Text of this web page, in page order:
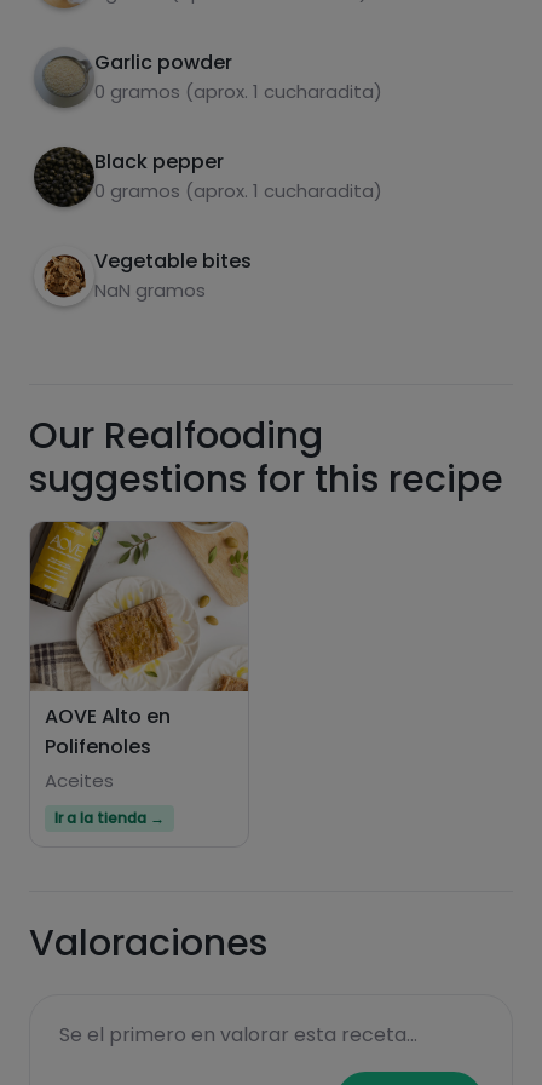
Garlic powder
0 gramos (aprox. 1 cucharadita)
Black pepper
0 gramos (aprox. 1 cucharadita)
Vegetable bites
NaN gramos
Sugars Saturated fats
de las recetas, y desbloquear muchas más
funcionalidades PLUS.
Our Realfooding
suggestions for this recipe
AOVE Alto en
Polifenoles
Aceites
Ir a la tienda →
Valoraciones
Se el primero en valorar esta receta...